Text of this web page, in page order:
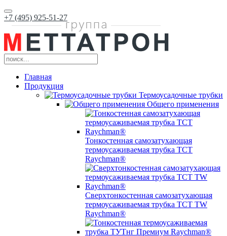
+7 (495) 925-51-27
Главная
Продукция
Термоусадочные трубки
Общего применения
Тонкостенная самозатухающая
термоусаживаемая трубка ТCT
Raychman®
Сверхтонкостенная самозатухающая
термоусаживаемая трубка ТCT TW
Raychman®